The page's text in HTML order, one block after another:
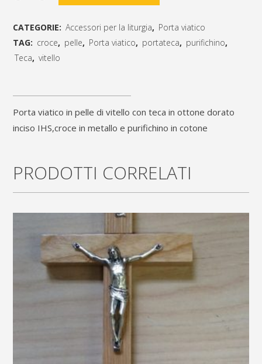
pelle
con
cm.12x10
CATEGORIE: Accessori per la liturgia, Porta viatico
TAG: croce, pelle, Porta viatico, portateca, purifichino,
Teca, vitello
Porta viatico in pelle di vitello con teca in ottone dorato
inciso IHS,croce in metallo e purifichino in cotone
PRODOTTI CORRELATI